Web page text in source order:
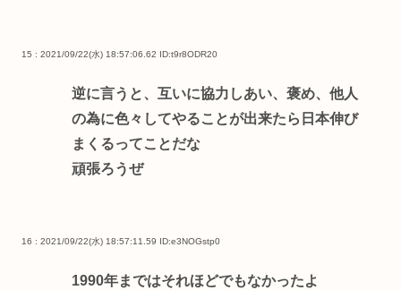
15 : 2021/09/22(水) 18:57:06.62 ID:t9r8ODR20
逆に言うと、互いに協力しあい、褒め、他人
の為に色々してやることが出来たら日本伸び
まくるってことだな
頑張ろうぜ
16 : 2021/09/22(水) 18:57:11.59 ID:e3NOGstp0
1990年まではそれほどでもなかったよ